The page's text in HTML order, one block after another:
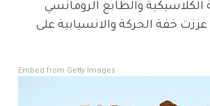
الكلاسيكية والطابع الرومانسي
خفة الحركة والانسيابية على
Embed from Getty Images